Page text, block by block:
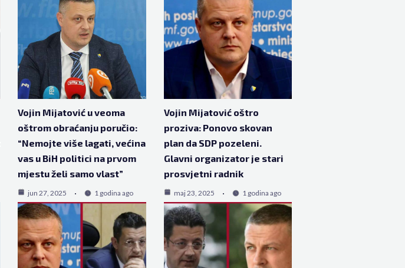
Vojin Mijatović u veoma
oštrom obraćanju poručio:
“Nemojte više lagati, većina
vas u BiH politici na prvom
mjestu želi samo vlast”
jun 27, 2025 1 godina ago
Vojin Mijatović oštro
proziva: Ponovo skovan
plan da SDP pozeleni.
Glavni organizator je stari
prosvjetni radnik
maj 23, 2025 1 godina ago